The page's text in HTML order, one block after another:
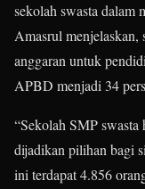
sekolah swasta
Amasrul menjelaskan,
anggaran untuk
APBD menjadi 34
“Sekolah SMP
dijadikan pilihan bagi
ini terdapat 4.856